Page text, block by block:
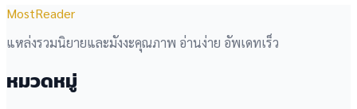
MostReader
แหล่งรวมนิยายและมังงะคุณภาพ อ่านง่าย อัพเดทเร็ว
หมวดหมู่